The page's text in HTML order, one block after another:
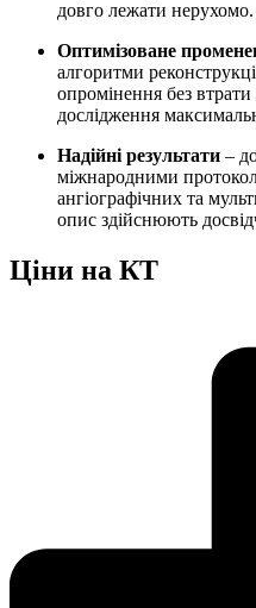
довго лежати нерухомо.
Оптимізоване
алгоритми
опромінення без
дослідження
Надійні результати –
міжнародними
ангіографічних та
опис здійснюють
Ціни на КТ